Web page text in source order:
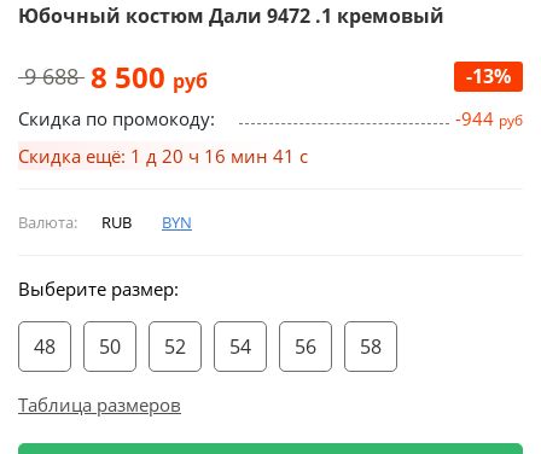
Юбочный костюм Дали 9472 .1 кремовый
9 688 8 500 руб -13%
Скидка по промокоду: -944 руб
Скидка ещё: 1 д 20 ч 16 мин 40 с
Валюта: RUB BYN
Выберите размер:
48 50 52 54 56 58
Таблица размеров